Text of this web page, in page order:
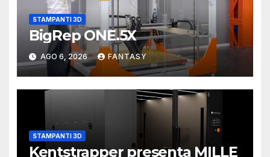
STAMPANTI 3D
BigRep ONE.5X
AGO 6, 2026 FANTASY
STAMPANTI 3D
Kentstrapper presenta MILLE